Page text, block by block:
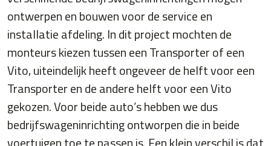
ontwerpen en bouwen voor de service en
installatie afdeling. In dit project mochten de
monteurs kiezen tussen een Transporter of een
Vito, uiteindelijk heeft ongeveer de helft voor een
Transporter en de andere helft voor een Vito
gekozen. Voor beide auto’s hebben we dus
bedrijfswageninrichting ontworpen die in beide